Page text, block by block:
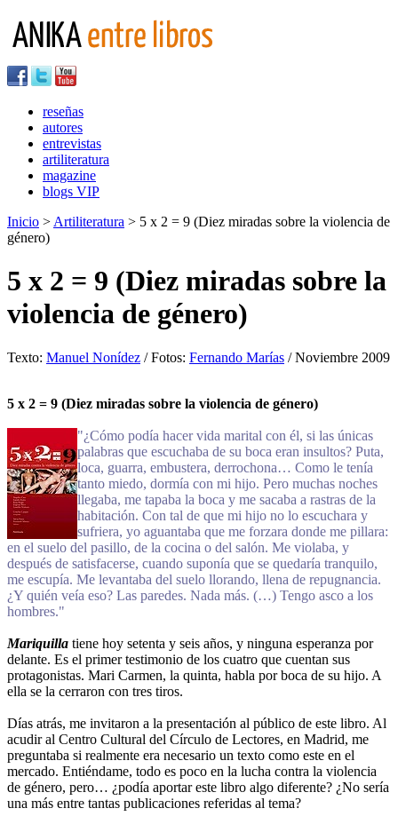
reseñas
autores
entrevistas
artiliteratura
magazine
blogs VIP
Inicio > Artiliteratura > 5 x 2 = 9 (Diez miradas sobre la violencia de
género)
5 x 2 = 9 (Diez miradas sobre la
violencia de género)
Texto: Manuel Nonídez / Fotos: Fernando Marías / Noviembre 2009
5 x 2 = 9 (Diez miradas sobre la violencia de género)
"¿Cómo podía hacer vida marital con él, si las únicas
palabras que escuchaba de su boca eran insultos? Puta,
loca, guarra, embustera, derrochona… Como le tenía
tanto miedo, dormía con mi hijo. Pero muchas noches
llegaba, me tapaba la boca y me sacaba a rastras de la
habitación. Con tal de que mi hijo no lo escuchara y
sufriera, yo aguantaba que me forzara donde me pillara:
en el suelo del pasillo, de la cocina o del salón. Me violaba, y
después de satisfacerse, cuando suponía que se quedaría tranquilo,
me escupía. Me levantaba del suelo llorando, llena de repugnancia.
¿Y quién veía eso? Las paredes. Nada más. (…) Tengo asco a los
hombres."
Mariquilla tiene hoy setenta y seis años, y ninguna esperanza por
delante. Es el primer testimonio de los cuatro que cuentan sus
protagonistas. Mari Carmen, la quinta, habla por boca de su hijo. A
ella se la cerraron con tres tiros.
Días atrás, me invitaron a la presentación al público de este libro. Al
acudir al Centro Cultural del Círculo de Lectores, en Madrid, me
preguntaba si realmente era necesario un texto como este en el
mercado. Entiéndame, todo es poco en la lucha contra la violencia
de género, pero… ¿podía aportar este libro algo diferente? ¿No sería
una más entre tantas publicaciones referidas al tema?